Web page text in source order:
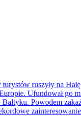
ruszyły na
Ufundował go
Powodem